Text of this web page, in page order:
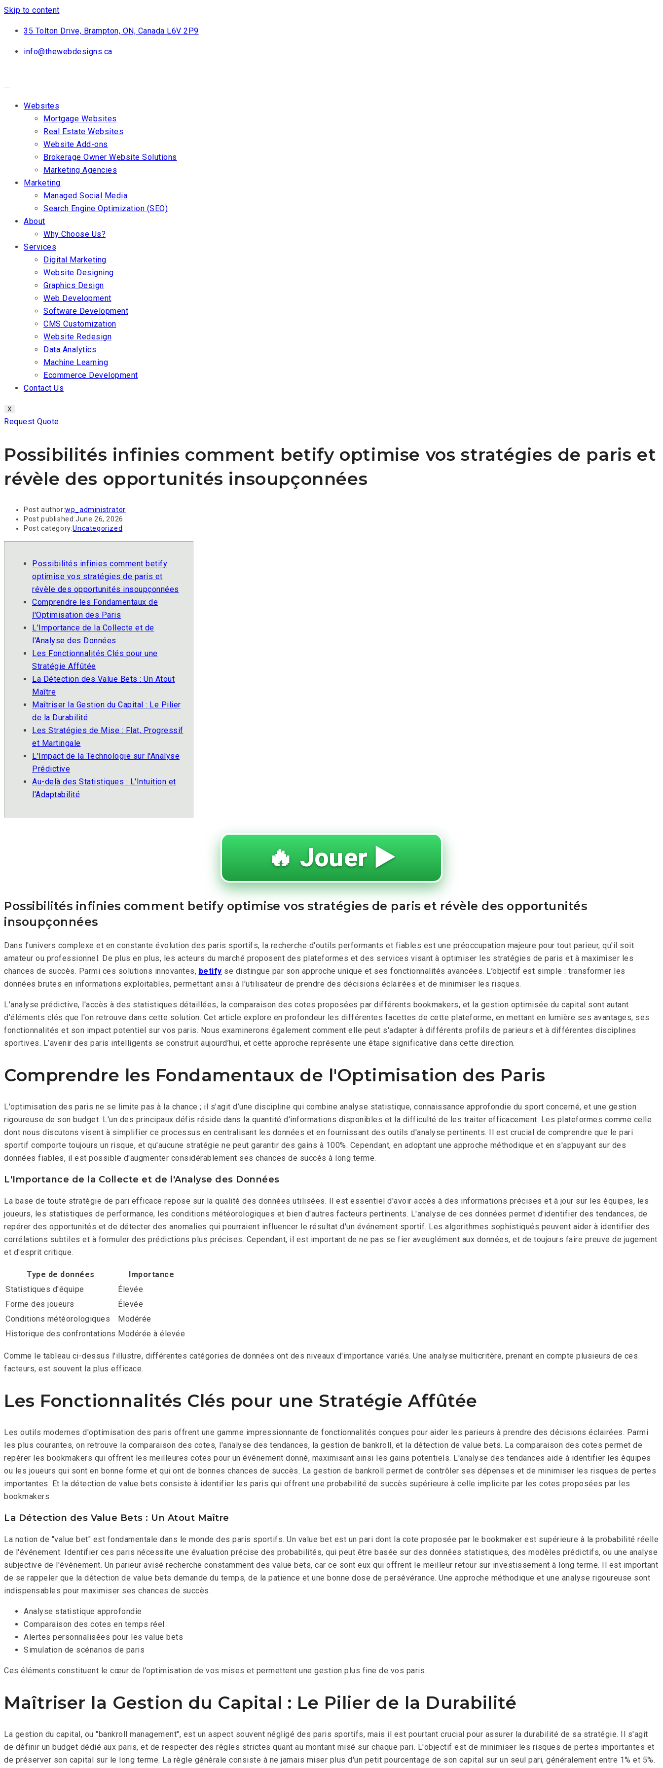
Skip to content
35 Tolton Drive, Brampton, ON, Canada L6V 2P9
info@thewebdesigns.ca
Websites
Mortgage Websites
Real Estate Websites
Website Add-ons
Brokerage Owner Website Solutions
Marketing Agencies
Marketing
Managed Social Media
Search Engine Optimization (SEO)
About
Why Choose Us?
Services
Digital Marketing
Website Designing
Graphics Design
Web Development
Software Development
CMS Customization
Website Redesign
Data Analytics
Machine Learning
Ecommerce Development
Contact Us
X
Request Quote
Possibilités infinies comment betify optimise vos stratégies de paris et
révèle des opportunités insoupçonnées
Post author:wp_administrator
Post published:June 26, 2026
Post category:Uncategorized
Possibilités infinies comment betify
optimise vos stratégies de paris et
révèle des opportunités insoupçonnées
Comprendre les Fondamentaux de
l'Optimisation des Paris
L'Importance de la Collecte et de
l'Analyse des Données
Les Fonctionnalités Clés pour une
Stratégie Affûtée
La Détection des Value Bets : Un Atout
Maître
Maîtriser la Gestion du Capital : Le Pilier
de la Durabilité
Les Stratégies de Mise : Flat, Progressif
et Martingale
L'Impact de la Technologie sur l'Analyse
Prédictive
Au-delà des Statistiques : L'Intuition et
l'Adaptabilité
🔥 Jouer ▶️
Possibilités infinies comment betify optimise vos stratégies de paris et révèle des opportunités
insoupçonnées
Dans l'univers complexe et en constante évolution des paris sportifs, la recherche d'outils performants et fiables est une préoccupation majeure pour tout parieur, qu'il soit
amateur ou professionnel. De plus en plus, les acteurs du marché proposent des plateformes et des services visant à optimiser les stratégies de paris et à maximiser les
chances de succès. Parmi ces solutions innovantes, betify se distingue par son approche unique et ses fonctionnalités avancées. L’objectif est simple : transformer les
données brutes en informations exploitables, permettant ainsi à l'utilisateur de prendre des décisions éclairées et de minimiser les risques.
L'analyse prédictive, l'accès à des statistiques détaillées, la comparaison des cotes proposées par différents bookmakers, et la gestion optimisée du capital sont autant
d'éléments clés que l'on retrouve dans cette solution. Cet article explore en profondeur les différentes facettes de cette plateforme, en mettant en lumière ses avantages, ses
fonctionnalités et son impact potentiel sur vos paris. Nous examinerons également comment elle peut s'adapter à différents profils de parieurs et à différentes disciplines
sportives. L’avenir des paris intelligents se construit aujourd’hui, et cette approche représente une étape significative dans cette direction.
Comprendre les Fondamentaux de l'Optimisation des Paris
L'optimisation des paris ne se limite pas à la chance ; il s’agit d’une discipline qui combine analyse statistique, connaissance approfondie du sport concerné, et une gestion
rigoureuse de son budget. L'un des principaux défis réside dans la quantité d'informations disponibles et la difficulté de les traiter efficacement. Les plateformes comme celle
dont nous discutons visent à simplifier ce processus en centralisant les données et en fournissant des outils d'analyse pertinents. Il est crucial de comprendre que le pari
sportif comporte toujours un risque, et qu'aucune stratégie ne peut garantir des gains à 100%. Cependant, en adoptant une approche méthodique et en s'appuyant sur des
données fiables, il est possible d'augmenter considérablement ses chances de succès à long terme.
L'Importance de la Collecte et de l'Analyse des Données
La base de toute stratégie de pari efficace repose sur la qualité des données utilisées. Il est essentiel d'avoir accès à des informations précises et à jour sur les équipes, les
joueurs, les statistiques de performance, les conditions météorologiques et bien d'autres facteurs pertinents. L'analyse de ces données permet d'identifier des tendances, de
repérer des opportunités et de détecter des anomalies qui pourraient influencer le résultat d'un événement sportif. Les algorithmes sophistiqués peuvent aider à identifier des
corrélations subtiles et à formuler des prédictions plus précises. Cependant, il est important de ne pas se fier aveuglément aux données, et de toujours faire preuve de jugement
et d'esprit critique.
Type de données
Importance
Statistiques d'équipe
Élevée
Forme des joueurs
Élevée
Conditions météorologiques
Modérée
Historique des confrontations Modérée à élevée
Comme le tableau ci-dessus l'illustre, différentes catégories de données ont des niveaux d'importance variés. Une analyse multicritère, prenant en compte plusieurs de ces
facteurs, est souvent la plus efficace.
Les Fonctionnalités Clés pour une Stratégie Affûtée
Les outils modernes d'optimisation des paris offrent une gamme impressionnante de fonctionnalités conçues pour aider les parieurs à prendre des décisions éclairées. Parmi
les plus courantes, on retrouve la comparaison des cotes, l'analyse des tendances, la gestion de bankroll, et la détection de value bets. La comparaison des cotes permet de
repérer les bookmakers qui offrent les meilleures cotes pour un événement donné, maximisant ainsi les gains potentiels. L'analyse des tendances aide à identifier les équipes
ou les joueurs qui sont en bonne forme et qui ont de bonnes chances de succès. La gestion de bankroll permet de contrôler ses dépenses et de minimiser les risques de pertes
importantes. Et la détection de value bets consiste à identifier les paris qui offrent une probabilité de succès supérieure à celle implicite par les cotes proposées par les
bookmakers.
La Détection des Value Bets : Un Atout Maître
La notion de "value bet" est fondamentale dans le monde des paris sportifs. Un value bet est un pari dont la cote proposée par le bookmaker est supérieure à la probabilité réelle
de l'événement. Identifier ces paris nécessite une évaluation précise des probabilités, qui peut être basée sur des données statistiques, des modèles prédictifs, ou une analyse
subjective de l'événement. Un parieur avisé recherche constamment des value bets, car ce sont eux qui offrent le meilleur retour sur investissement à long terme. Il est important
de se rappeler que la détection de value bets demande du temps, de la patience et une bonne dose de persévérance. Une approche méthodique et une analyse rigoureuse sont
indispensables pour maximiser ses chances de succès.
Analyse statistique approfondie
Comparaison des cotes en temps réel
Alertes personnalisées pour les value bets
Simulation de scénarios de paris
Ces éléments constituent le cœur de l’optimisation de vos mises et permettent une gestion plus fine de vos paris.
Maîtriser la Gestion du Capital : Le Pilier de la Durabilité
La gestion du capital, ou "bankroll management", est un aspect souvent négligé des paris sportifs, mais il est pourtant crucial pour assurer la durabilité de sa stratégie. Il s'agit
de définir un budget dédié aux paris, et de respecter des règles strictes quant au montant misé sur chaque pari. L'objectif est de minimiser les risques de pertes importantes et
de préserver son capital sur le long terme. La règle générale consiste à ne jamais miser plus d'un petit pourcentage de son capital sur un seul pari, généralement entre 1% et 5%.